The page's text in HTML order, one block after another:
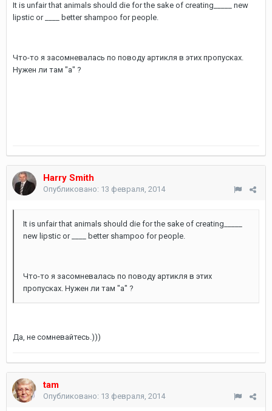
It is unfair that animals should die for the sake of creating_____ new
lipstic or ____ better shampoo for people.
Что-то я засомневалась по поводу артикля в этих пропусках.
Нужен ли там "а" ?
Harry Smith
Опубликовано: 13 февраля, 2014
It is unfair that animals should die for the sake of creating_____
new lipstic or ____ better shampoo for people.
Что-то я засомневалась по поводу артикля в этих
пропусках. Нужен ли там "а" ?
Да, не сомневайтесь.)))
tam
Опубликовано: 13 февраля, 2014